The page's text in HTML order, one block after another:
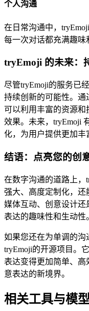
个人沟通
在日常沟通中，
每一次对话都充满趣味
tryEmoji 的未来：
尽管tryEmoji的服务已
持续创新的可能性。通
可以利用丰富的资源
效果。未来，tryEmoji
化，为用户提供更加丰
结语：点亮您的创
在数字沟通的道路上，
强大、高度定制化，
媒体互动、创意设计还
表达的趣味性和生动性
如果您还在为单调的
tryEmoji的开源项目。
表达变得更加简单、高
意表达的新境界。
相关工具与模